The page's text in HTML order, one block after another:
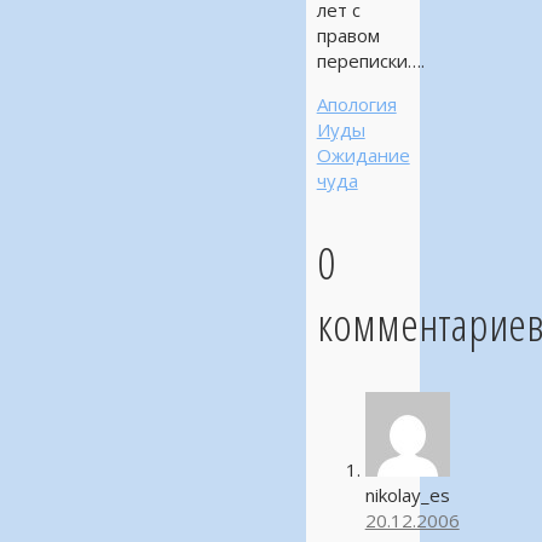
лет с
правом
переписки….
Апология
Иуды
Ожидание
чуда
0
nikolay_es
20.12.2006